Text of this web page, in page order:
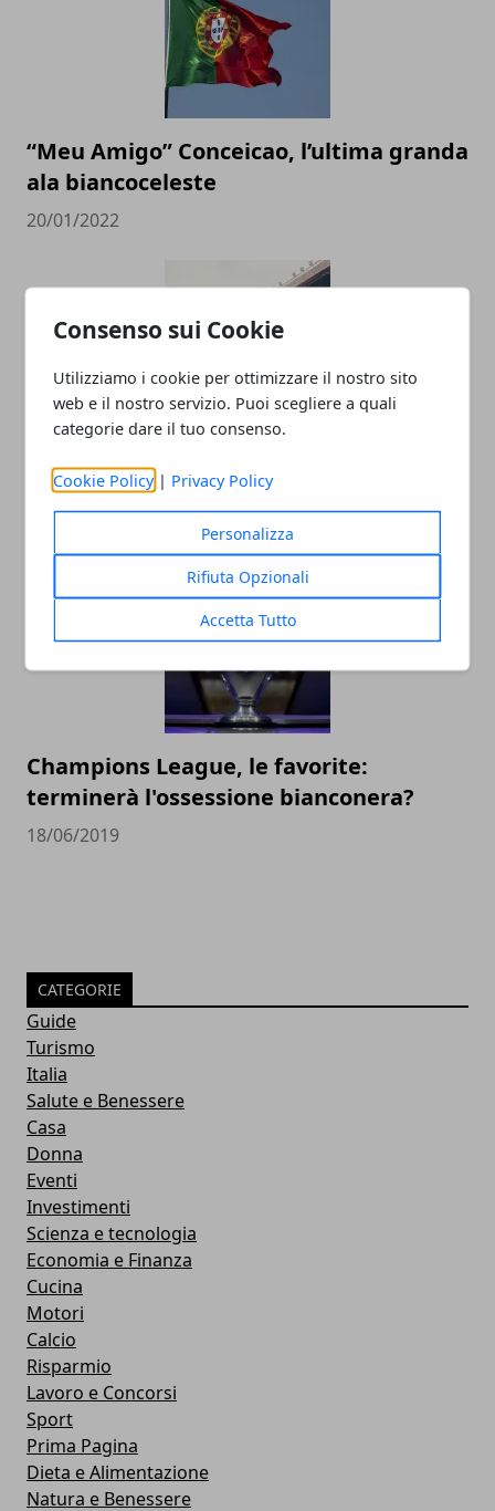
Consenso sui Cookie
Utilizziamo i cookie per ottimizzare il nostro sito
web e il nostro servizio. Puoi scegliere a quali
categorie dare il tuo consenso.
Cookie Policy | Privacy Policy
Personalizza
Rifiuta Opzionali
Accetta Tutto
“Meu Amigo” Conceicao, l’ultima granda
ala biancoceleste
20/01/2022
dilettantistico in Italia
Champions League, le favorite:
terminerà l'ossessione bianconera?
18/06/2019
CATEGORIE
Guide
Turismo
Italia
Salute e Benessere
Casa
Donna
Eventi
Investimenti
Scienza e tecnologia
Economia e Finanza
Cucina
Motori
Calcio
Risparmio
Lavoro e Concorsi
Sport
Prima Pagina
Dieta e Alimentazione
Natura e Benessere